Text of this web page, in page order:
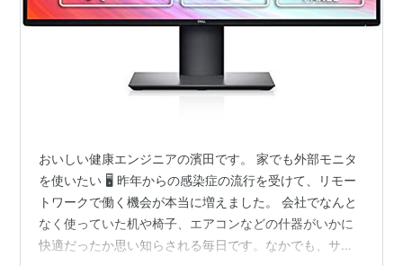
おいしい健康エンジニアの濱田です。 家でも外部モニタ
を使いたい 🖥 昨年からの感染症の流行を受けて、リモー
トワークで働く機会が本当に増えました。 会社でなんと
なく使っていた机や椅子、エアコンなどの什器がいかに
快適だったか思い知らされる毎日です。なかでも、サブ